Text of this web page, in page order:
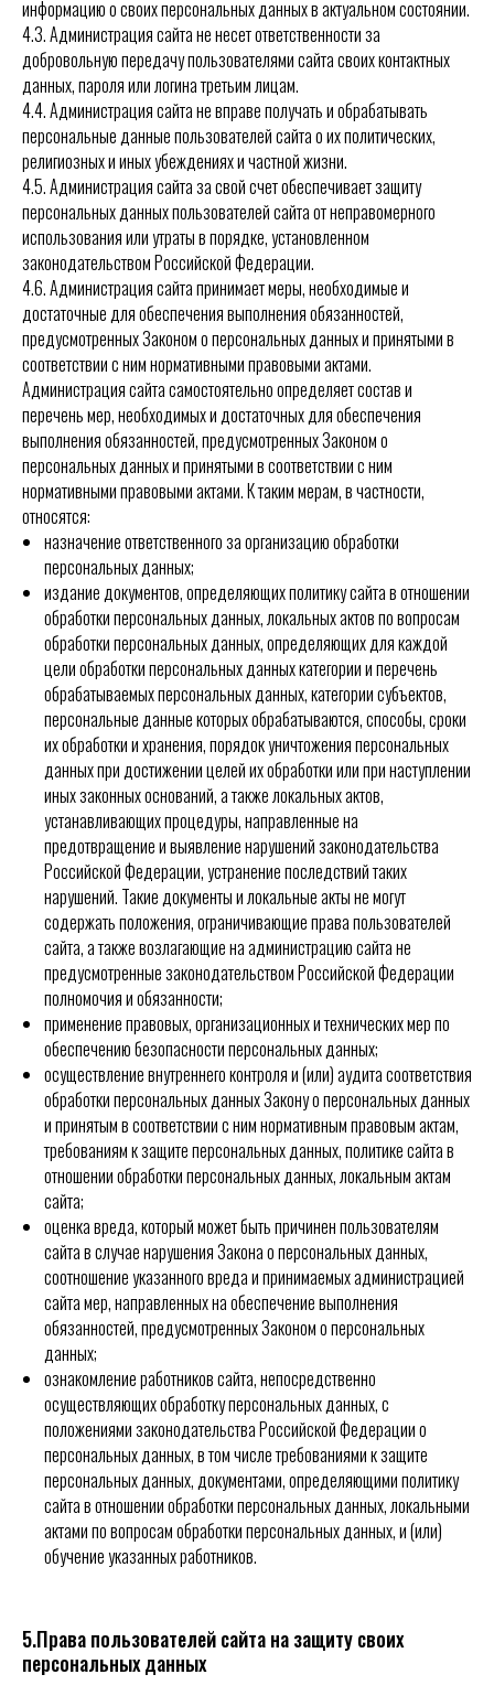
информацию о своих персональных данных в актуальном состоянии.
4.3. Администрация сайта не несет ответственности за
добровольную передачу пользователями сайта своих контактных
данных, пароля или логина третьим лицам.
4.4. Администрация сайта не вправе получать и обрабатывать
персональные данные пользователей сайта о их политических,
религиозных и иных убеждениях и частной жизни.
4.5. Администрация сайта за свой счет обеспечивает защиту
персональных данных пользователей сайта от неправомерного
использования или утраты в порядке, установленном
законодательством Российской Федерации.
4.6. Администрация сайта принимает меры, необходимые и
достаточные для обеспечения выполнения обязанностей,
предусмотренныхЗакономо персональных данных и принятыми в
соответствии с ним нормативными правовыми актами.
Администрация сайта самостоятельно определяет состав и
перечень мер, необходимых и достаточных для обеспечения
выполнения обязанностей, предусмотренных Законом о
персональных данных и принятыми в соответствии с ним
нормативными правовыми актами. К таким мерам, в частности,
относятся:
назначение ответственного за организацию обработки
персональных данных;
издание документов, определяющих политику сайта в отношении
обработки персональных данных, локальных актов по вопросам
обработки персональных данных, определяющих для каждой
цели обработки персональных данных категории и перечень
обрабатываемых персональных данных, категории субъектов,
персональные данные которых обрабатываются, способы, сроки
их обработки и хранения, порядок уничтожения персональных
данных при достижении целей их обработки или при наступлении
иных законных оснований, а также локальных актов,
устанавливающих процедуры, направленные на
предотвращение и выявление нарушений законодательства
Российской Федерации, устранение последствий таких
нарушений. Такие документы и локальные акты не могут
содержать положения, ограничивающие права пользователей
сайта, а также возлагающие на администрацию сайта не
предусмотренные законодательством Российской Федерации
полномочия и обязанности;
применение правовых, организационных и технических мер по
обеспечению безопасности персональных данных;
осуществление внутреннего контроля и (или) аудита соответствия
обработки персональных данныхЗаконуо персональных данных
и принятым в соответствии с ним нормативным правовым актам,
требованиям к защите персональных данных, политике сайта в
отношении обработки персональных данных, локальным актам
сайта;
оценка вреда, который может быть причинен пользователям
сайта в случае нарушенияЗаконао персональных данных,
соотношение указанного вреда и принимаемых администрацией
сайта мер, направленных на обеспечение выполнения
обязанностей, предусмотренных Законом о персональных
данных;
ознакомление работников сайта, непосредственно
осуществляющих обработку персональных данных, с
положениями законодательства Российской Федерации о
персональных данных, в том числе требованиями к защите
персональных данных, документами, определяющими политику
сайта в отношении обработки персональных данных, локальными
актами по вопросам обработки персональных данных, и (или)
обучение указанных работников.
5.Права пользователей сайта на защиту своих
персональных данных